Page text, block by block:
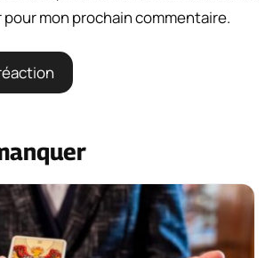
mon prochain commentaire.